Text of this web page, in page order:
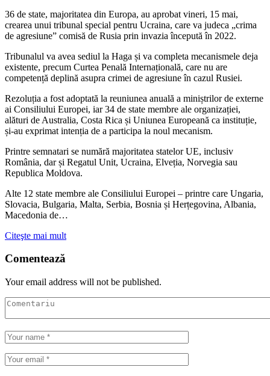
36 de state, majoritatea din Europa, au aprobat vineri, 15 mai,
crearea unui tribunal special pentru Ucraina, care va judeca „crima
de agresiune” comisă de Rusia prin invazia începută în 2022.
Tribunalul va avea sediul la Haga și va completa mecanismele deja
existente, precum Curtea Penală Internațională, care nu are
competență deplină asupra crimei de agresiune în cazul Rusiei.
Rezoluția a fost adoptată la reuniunea anuală a miniștrilor de externe
ai Consiliului Europei, iar 34 de state membre ale organizației,
alături de Australia, Costa Rica și Uniunea Europeană ca instituție,
și-au exprimat intenția de a participa la noul mecanism.
Printre semnatari se numără majoritatea statelor UE, inclusiv
România, dar și Regatul Unit, Ucraina, Elveția, Norvegia sau
Republica Moldova.
Alte 12 state membre ale Consiliului Europei – printre care Ungaria,
Slovacia, Bulgaria, Malta, Serbia, Bosnia și Herțegovina, Albania,
Macedonia de…
Citeşte mai mult
Comentează
Your email address will not be published.